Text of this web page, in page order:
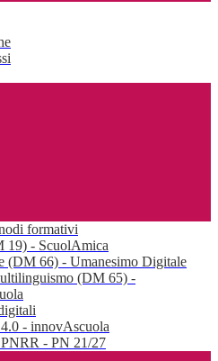
formativi
- ScuolAmica
(DM 66) - Umanesimo Digitale
(DM 65) -
- innovAscuola
- PN 21/27